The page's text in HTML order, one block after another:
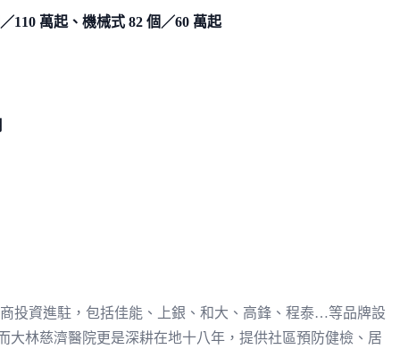
110 萬起、機械式 82 個／60 萬起
投資進駐，包括佳能、上銀、和大、高鋒、程泰…等品牌設
大林慈濟醫院更是深耕在地十八年，提供社區預防健檢、居